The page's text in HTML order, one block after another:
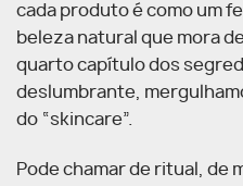
cada produto é como um
beleza natural que mora
quarto capítulo dos
deslumbrante,
do “skincare”.
Pode chamar de ritual, de